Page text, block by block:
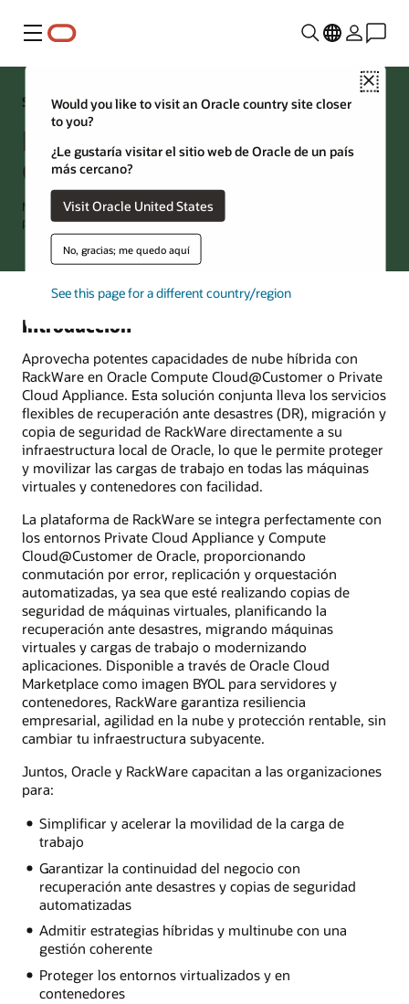
Menú
Close
Would you like to visit an Oracle country site closer
to you?
¿Le gustaría visitar el sitio web de Oracle de un país
más cercano?
Visit Oracle United States
No, gracias; me quedo aquí
See this page for a different country/region
Solución de OCI
RackWare en Oracle Compute
Cloud@Customer
Migración y recuperación ante desastres unificadas y ampliables
para máquinas virtuales y contenedores
Introducción
Aprovecha potentes capacidades de nube híbrida con
RackWare en Oracle Compute Cloud@Customer o Private
Cloud Appliance. Esta solución conjunta lleva los servicios
flexibles de recuperación ante desastres (DR), migración y
copia de seguridad de RackWare directamente a su
infraestructura local de Oracle, lo que le permite proteger
y movilizar las cargas de trabajo en todas las máquinas
virtuales y contenedores con facilidad.
La plataforma de RackWare se integra perfectamente con
los entornos Private Cloud Appliance y Compute
Cloud@Customer de Oracle, proporcionando
conmutación por error, replicación y orquestación
automatizadas, ya sea que esté realizando copias de
seguridad de máquinas virtuales, planificando la
recuperación ante desastres, migrando máquinas
virtuales y cargas de trabajo o modernizando
aplicaciones. Disponible a través de Oracle Cloud
Marketplace como imagen BYOL para servidores y
contenedores, RackWare garantiza resiliencia
empresarial, agilidad en la nube y protección rentable, sin
cambiar tu infraestructura subyacente.
Juntos, Oracle y RackWare capacitan a las organizaciones
para:
Simplificar y acelerar la movilidad de la carga de
trabajo
Garantizar la continuidad del negocio con
recuperación ante desastres y copias de seguridad
automatizadas
Admitir estrategias híbridas y multinube con una
gestión coherente
Proteger los entornos virtualizados y en
contenedores